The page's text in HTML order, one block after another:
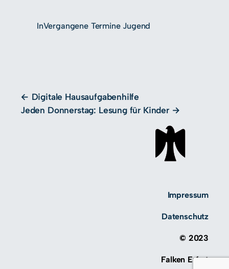
InVergangene Termine Jugend
Digitale Hausaufgabenhilfe
Jeden Donnerstag: Lesung für Kinder
Impressum
Datenschutz
© 2023
Falken Erfurt